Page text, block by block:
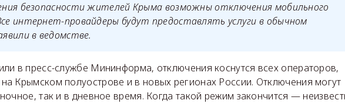
безопасности жителей Крыма возможны отключения мобильного
интернет-провайдеры будут предоставлять услуги в обычном
в ведомстве.
в пресс-службе Мининформа, отключения коснутся всех операторов,
Крымском полуострове и в новых регионах России. Отключения могут
так и в дневное время. Когда такой режим закончится —